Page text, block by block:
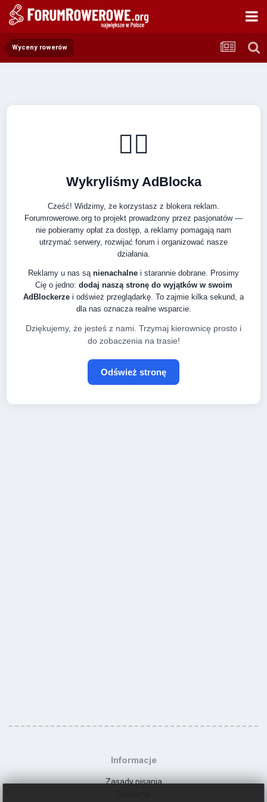
Wyceny rowerów
🚴‍♂️
Wykryliśmy AdBlocka
Cześć! Widzimy, że korzystasz z blokera reklam.
Forumrowerowe.org to projekt prowadzony przez pasjonatów —
nie pobieramy opłat za dostęp, a reklamy pomagają nam
utrzymać serwery, rozwijać forum i organizować nasze
działania.
Reklamy u nas są nienachalne i starannie dobrane. Prosimy
Cię o jedno: dodaj naszą stronę do wyjątków w swoim
AdBlockerze i odśwież przeglądarkę. To zajmie kilka sekund, a
dla nas oznacza realne wsparcie.
Dziękujemy, że jesteś z nami. Trzymaj kierownicę prosto i
do zobaczenia na trasie!
Odśwież stronę
Informacje
Zasady pisania